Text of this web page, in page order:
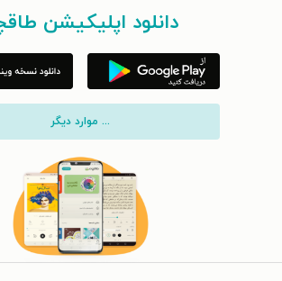
دانلود اپلیکیشن
... موارد دیگر